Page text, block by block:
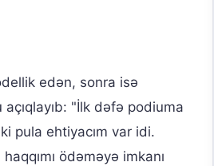
edən, sonra isə
"İlk dəfə podiuma
pula ehtiyacım var idi.
ödəməyə imkanı